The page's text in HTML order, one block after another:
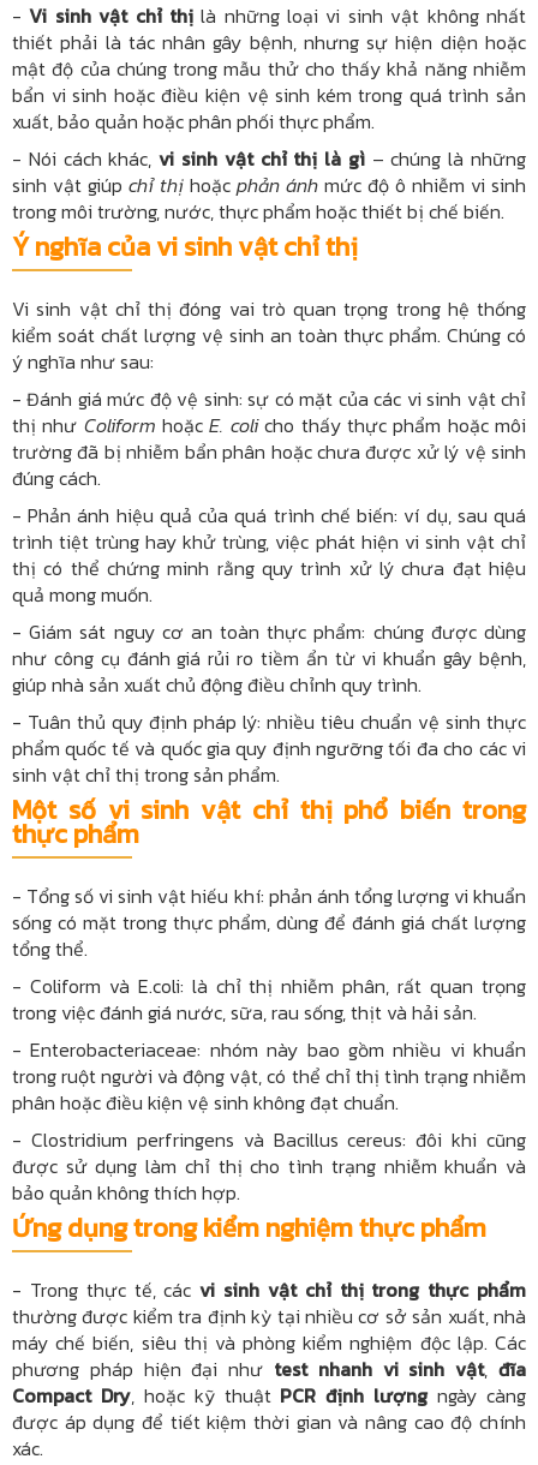
-Vi sinh vật chỉ thịlà những loại vi sinh vật không nhất
thiết phải là tác nhân gây bệnh, nhưng sự hiện diện hoặc
mật độ của chúng trong mẫu thử cho thấy khả năng nhiễm
bẩn vi sinh hoặc điều kiện vệ sinh kém trong quá trình sản
xuất, bảo quản hoặc phân phối thực phẩm.
- Nói cách khác,vi sinh vật chỉ thị là gì– chúng là những
sinh vật giúp chỉ thị hoặc phản ánh mức độ ô nhiễm vi sinh
trong môi trường, nước, thực phẩm hoặc thiết bị chế biến.
Ý nghĩa của vi sinh vật chỉ thị
Vi sinh vật chỉ thị đóng vai trò quan trọng trong hệ thống
kiểm soát chất lượng vệ sinh an toàn thực phẩm. Chúng có
ý nghĩa như sau:
- Đánh giá mức độ vệ sinh: sự có mặt của các vi sinh vật chỉ
thị như Coliform hoặcE. colicho thấy thực phẩm hoặc môi
trường đã bị nhiễm bẩn phân hoặc chưa được xử lý vệ sinh
đúng cách.
- Phản ánh hiệu quả của quá trình chế biến: ví dụ, sau quá
trình tiệt trùng hay khử trùng, việc phát hiện vi sinh vật chỉ
thị có thể chứng minh rằng quy trình xử lý chưa đạt hiệu
quả mong muốn.
- Giám sát nguy cơ an toàn thực phẩm: chúng được dùng
như công cụ đánh giá rủi ro tiềm ẩn từ vi khuẩn gây bệnh,
giúp nhà sản xuất chủ động điều chỉnh quy trình.
- Tuân thủ quy định pháp lý: nhiều tiêu chuẩn vệ sinh thực
phẩm quốc tế và quốc gia quy định ngưỡng tối đa cho các vi
sinh vật chỉ thị trong sản phẩm.
Một số vi sinh vật chỉ thị phổ biến trong
thực phẩm
- Tổng số vi sinh vật hiếu khí: phản ánh tổng lượng vi khuẩn
sống có mặt trong thực phẩm, dùng để đánh giá chất lượng
tổng thể.
- Coliform và E.coli: là chỉ thị nhiễm phân, rất quan trọng
trong việc đánh giá nước, sữa, rau sống, thịt và hải sản.
- Enterobacteriaceae: nhóm này bao gồm nhiều vi khuẩn
trong ruột người và động vật, có thể chỉ thị tình trạng nhiễm
phân hoặc điều kiện vệ sinh không đạt chuẩn.
- Clostridium perfringens và Bacillus cereus: đôi khi cũng
được sử dụng làm chỉ thị cho tình trạng nhiễm khuẩn và
bảo quản không thích hợp.
Ứng dụng trong kiểm nghiệm thực phẩm
- Trong thực tế, cácvi sinh vật chỉ thị trong thực phẩm
thường được kiểm tra định kỳ tại nhiều cơ sở sản xuất, nhà
máy chế biến, siêu thị và phòng kiểm nghiệm độc lập. Các
phương pháp hiện đại như test nhanh vi sinh vật,đĩa
Compact Dry, hoặc kỹ thuật PCR định lượngngày càng
được áp dụng để tiết kiệm thời gian và nâng cao độ chính
xác.